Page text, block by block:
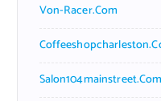
Von-Racer.com
Salon104mainstreet.com